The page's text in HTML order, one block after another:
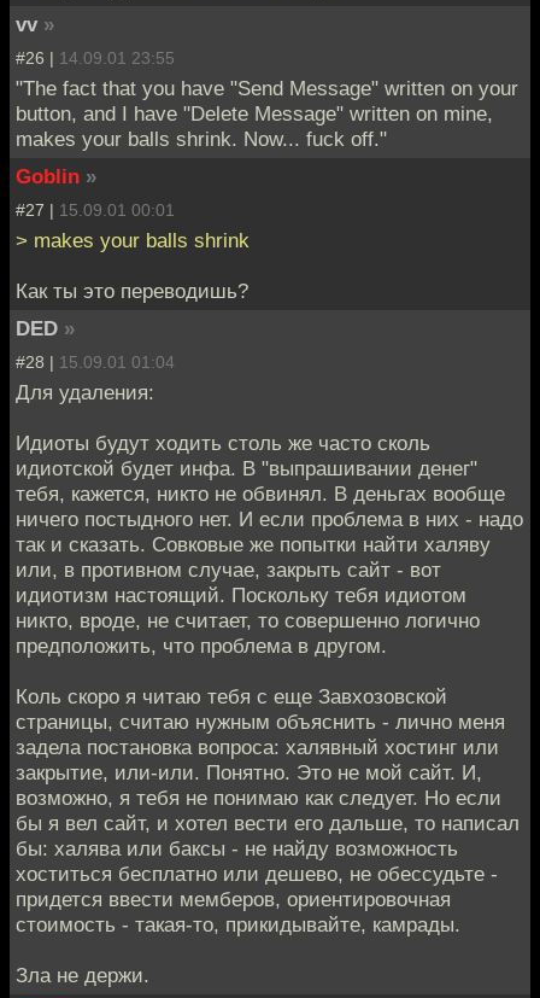
vv »
#26 | 14.09.01 23:55
"The fact that you have "Send Message" written on your
button, and I have "Delete Message" written on mine,
makes your balls shrink. Now... fuck off."
Goblin »
#27 | 15.09.01 00:01
> makes your balls shrink
Как ты это переводишь?
DED »
#28 | 15.09.01 01:04
Для удаления:
Идиоты будут ходить столь же часто сколь
идиотской будет инфа. В "выпрашивании денег"
тебя, кажется, никто не обвинял. В деньгах вообще
ничего постыдного нет. И если проблема в них - надо
так и сказать. Совковые же попытки найти халяву
или, в противном случае, закрыть сайт - вот
идиотизм настоящий. Поскольку тебя идиотом
никто, вроде, не считает, то совершенно логично
предположить, что проблема в другом.
Коль скоро я читаю тебя с еще Завхозовской
страницы, считаю нужным объяснить - лично меня
задела постановка вопроса: халявный хостинг или
закрытие, или-или. Понятно. Это не мой сайт. И,
возможно, я тебя не понимаю как следует. Но если
бы я вел сайт, и хотел вести его дальше, то написал
бы: халява или баксы - не найду возможность
хоститься бесплатно или дешево, не обессудьте -
придется ввести мемберов, ориентировочная
стоимость - такая-то, прикидывайте, камрады.
Зла не держи.